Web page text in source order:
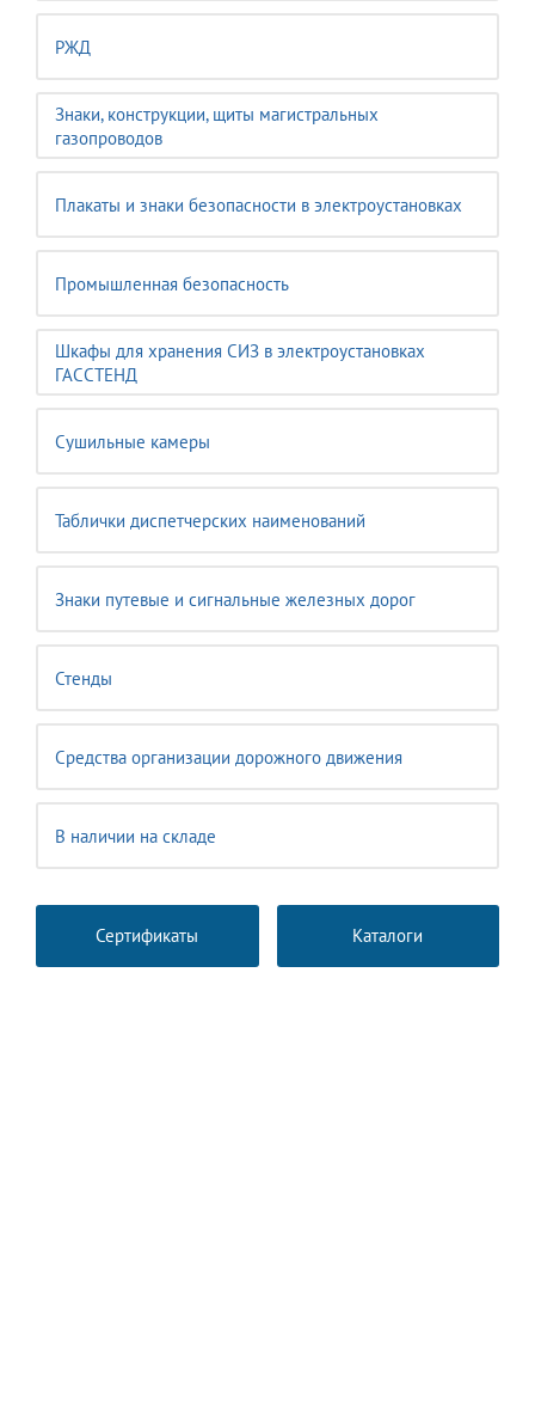
РЖД
Знаки, конструкции, щиты магистральных
газопроводов
Плакаты и знаки безопасности в электроустановках
Промышленная безопасность
Шкафы для хранения СИЗ в электроустановках
ГАССТЕНД
Сушильные камеры
Таблички диспетчерских наименований
Знаки путевые и сигнальные железных дорог
Стенды
Средства организации дорожного движения
В наличии на складе
Сертификаты Каталоги